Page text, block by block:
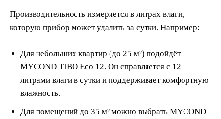
Производительность измеряется в литрах влаги,
которую прибор может удалить за сутки. Например:
Для небольших квартир (до 25 м²) подойдёт
MYCOND TIBO Eco 12. Он справляется с 12
литрами влаги в сутки и поддерживает комфортную
влажность.
Для помещений до 35 м² можно выбрать MYCOND